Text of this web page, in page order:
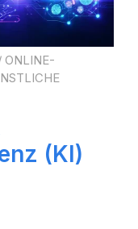
ONLINE-
(KI)